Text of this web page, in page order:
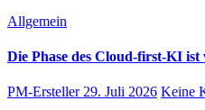
Allgemein
Die Phase des Cloud-first-KI ist
PM-Ersteller 29. Juli 2026 Keine